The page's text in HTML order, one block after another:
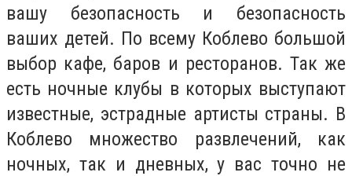
вашу безопасность и безопасность
ваших детей. По всему Коблево большой
выбор кафе, баров и ресторанов. Так же
есть ночные клубы в которых выступают
известные, эстрадные артисты страны. В
Коблево множество развлечений, как
ночных, так и дневных, у вас точно не